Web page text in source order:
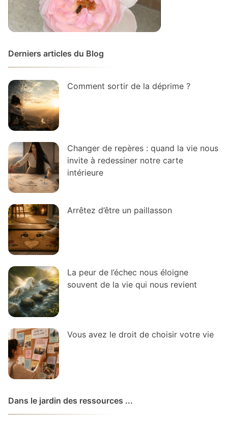
Derniers articles du Blog
Comment sortir de la déprime ?
Changer de repères : quand la vie nous
invite à redessiner notre carte
intérieure
Arrêtez d’être un paillasson
La peur de l’échec nous éloigne
souvent de la vie qui nous revient
Vous avez le droit de choisir votre vie
Dans le jardin des ressources ...